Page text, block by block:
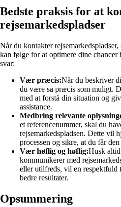
Bedste praksis for at
rejsemarkedspladser
Når du kontakter
kan følge for at optimere dine
svar:
Vær præcis:Når du beskriver
du være så præcis som muligt.
med at forstå din situation og
assistance.
Medbring relevante
et referencenummer, skal du
rejsemarkedspladsen. Dette vil
processen og sikre, at du får
Vær høflig og høflig:Husk
kommunikerer med
eller utilfreds, vil en respektfuld
bedre resultater.
Opsummering